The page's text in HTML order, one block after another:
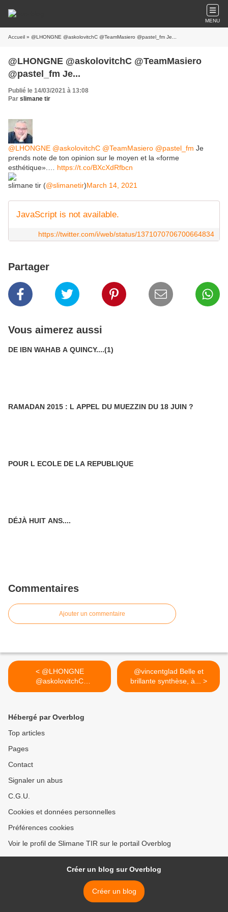
MENU
Accueil » @LHONGNE @askolovitchC @TeamMasiero @pastel_fm Je...
@LHONGNE @askolovitchC @TeamMasiero
@pastel_fm Je...
Publié le 14/03/2021 à 13:08
Par slimane tir
@LHONGNE @askolovitchC @TeamMasiero @pastel_fm Je
prends note de ton opinion sur le moyen et la «forme
esthétique».… https://t.co/BXcXdRfbcn
slimane tir (@slimanetir)March 14, 2021
JavaScript is not available.
https://twitter.com/i/web/status/1371070706700664834
Partager
Vous aimerez aussi
DE IBN WAHAB A QUINCY....(1)
RAMADAN 2015 : L APPEL DU MUEZZIN DU 18 JUIN ?
POUR L ECOLE DE LA REPUBLIQUE
DÉJÀ HUIT ANS....
Commentaires
Ajouter un commentaire
< @LHONGNE
@askolovitchC
@TeamMasiero
@vincentglad Belle et
brillante synthèse, à... >
Hébergé par Overblog
Top articles
Pages
Contact
Signaler un abus
C.G.U.
Cookies et données personnelles
Préférences cookies
Voir le profil de Slimane TIR sur le portail Overblog
Créer un blog sur Overblog
Créer un blog